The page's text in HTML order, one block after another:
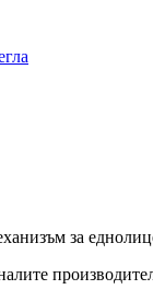
за